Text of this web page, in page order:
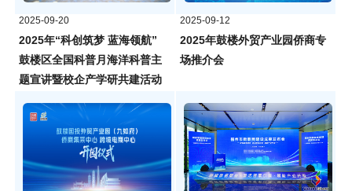
2025-09-20
2025年“科创筑梦 蓝海领航”
鼓楼区全国科普月海洋科普主
题宣讲暨校企产学研共建活动
2025-09-12
2025年鼓楼外贸产业园侨商专
场推介会